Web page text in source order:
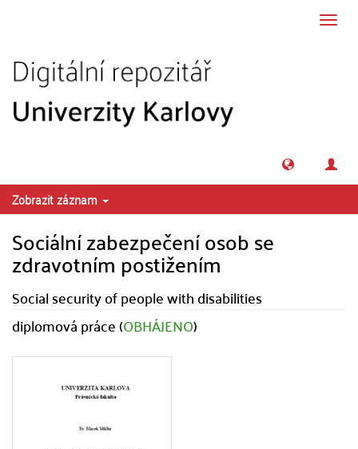
Zobrazit záznam
Sociální zabezpečení osob se
zdravotním postižením
Social security of people with disabilities
diplomová práce (OBHÁJENO)